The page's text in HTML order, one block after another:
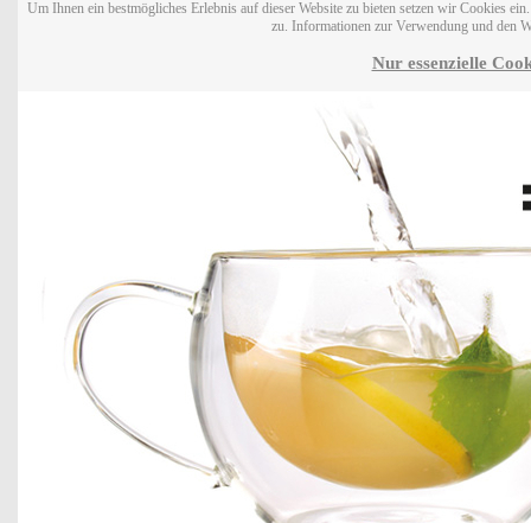
Um Ihnen ein bestmögliches Erlebnis auf dieser Website zu bieten setzen wir Cookies
zu. Informationen zur Verwendung und den
Nur essenzielle